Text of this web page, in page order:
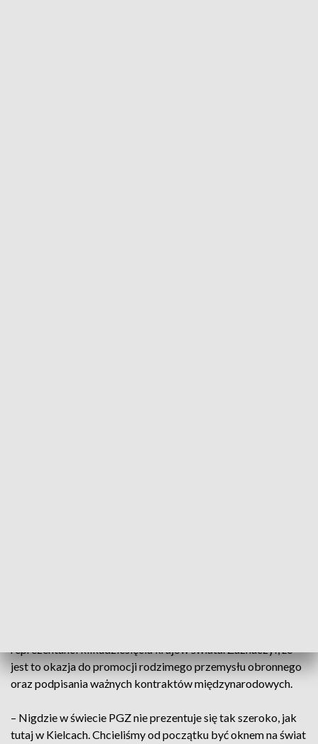
reprezentanci kilkudziesięciu krajów świata. Zaznaczył, że
jest to okazja do promocji rodzimego przemysłu obronnego
oraz podpisania ważnych kontraktów międzynarodowych.
– Nigdzie w świecie PGZ nie prezentuje się tak szeroko, jak
tutaj w Kielcach. Chcieliśmy od początku być oknem na świat